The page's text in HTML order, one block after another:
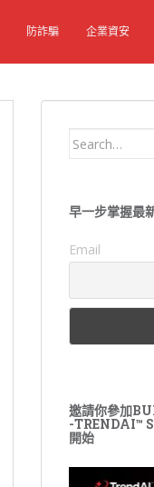
防詐騙 企業資安
Search
早一步掌握最
Email
邀請你參加
-TRENDAI™
開始